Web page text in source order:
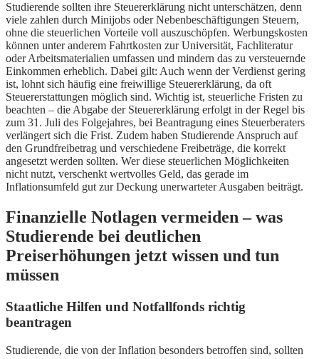
Studierende sollten ihre Steuererklärung nicht unterschätzen, denn
viele zahlen durch Minijobs oder Nebenbeschäftigungen Steuern,
ohne die steuerlichen Vorteile voll auszuschöpfen. Werbungskosten
können unter anderem Fahrtkosten zur Universität, Fachliteratur
oder Arbeitsmaterialien umfassen und mindern das zu versteuernde
Einkommen erheblich. Dabei gilt: Auch wenn der Verdienst gering
ist, lohnt sich häufig eine freiwillige Steuererklärung, da oft
Steuererstattungen möglich sind. Wichtig ist, steuerliche Fristen zu
beachten – die Abgabe der Steuererklärung erfolgt in der Regel bis
zum 31. Juli des Folgejahres, bei Beantragung eines Steuerberaters
verlängert sich die Frist. Zudem haben Studierende Anspruch auf
den Grundfreibetrag und verschiedene Freibeträge, die korrekt
angesetzt werden sollten. Wer diese steuerlichen Möglichkeiten
nicht nutzt, verschenkt wertvolles Geld, das gerade im
Inflationsumfeld gut zur Deckung unerwarteter Ausgaben beiträgt.
Finanzielle Notlagen vermeiden – was
Studierende bei deutlichen
Preiserhöhungen jetzt wissen und tun
müssen
Staatliche Hilfen und Notfallfonds richtig
beantragen
Studierende, die von der Inflation besonders betroffen sind, sollten